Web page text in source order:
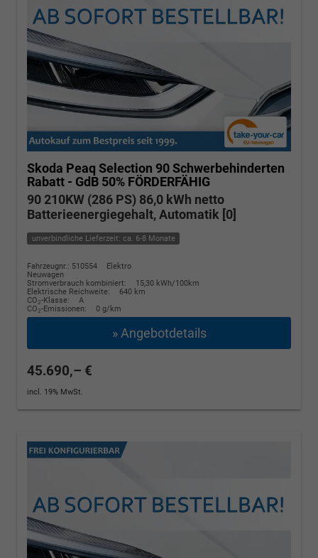
Skoda Peaq Selection 90 Schwerbehinderten
Rabatt - GdB 50% FÖRDERFÄHIG
90 210KW (286 PS) 86,0 kWh netto
Batterieenergiegehalt, Automatik [0]
unverbindliche Lieferzeit: ca. 6-8 Monate
Fahrzeugnr.: 510554
Elektro
Neuwagen
Stromverbrauch kombiniert:
15,30 kWh/100km
Elektrische Reichweite:
640 km
CO2-Klasse:
A
CO2-Emissionen: 0 g/km
» Angebotdetails
45.690,– €
incl. 19% MwSt.